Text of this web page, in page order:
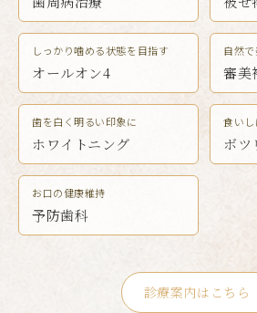
しっかり噛める状態を目指す
オールオン4
自然
審美
歯を白く明るい印象に
ホワイトニング
食い
ボツ
お口の健康維持
予防歯科
診療案内はこちら